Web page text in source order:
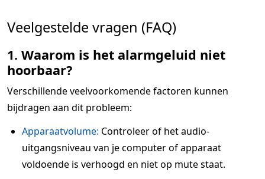
Veelgestelde vragen (FAQ)
1. Waarom is het alarmgeluid niet
hoorbaar?
Verschillende veelvoorkomende factoren kunnen
bijdragen aan dit probleem:
Apparaatvolume: Controleer of het audio-
uitgangsniveau van je computer of apparaat
voldoende is verhoogd en niet op mute staat.